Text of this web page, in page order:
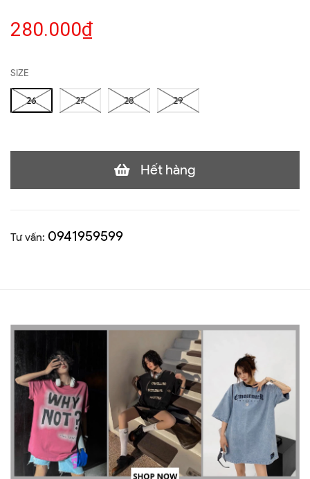
280.000₫
SIZE
26 27 28 29
Hết hàng
Tư vấn: 0941959599